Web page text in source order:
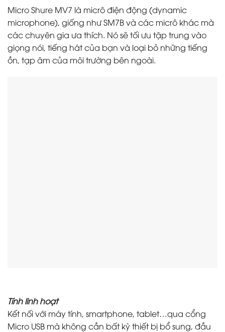
Micro Shure MV7 là micrô điện động (dynamic
microphone), giống như SM7B và các micrô khác mà
các chuyên gia ưa thích. Nó sẽ tối ưu tập trung vào
giọng nói, tiếng hát của bạn và loại bỏ những tiếng
ồn, tạp âm của môi trường bên ngoài.
Tính linh hoạt
Kết nối với máy tính, smartphone, tablet…qua cổng
Micro USB mà không cần bất kỳ thiết bị bổ sung, đầu